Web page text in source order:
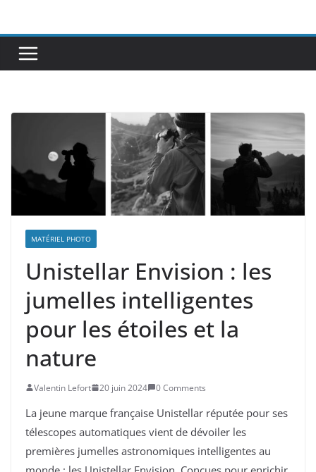
contenu
MATÉRIEL PHOTO
Unistellar Envision : les
jumelles intelligentes
pour les étoiles et la
nature
Valentin Lefort 20 juin 2024 0 Comments
La jeune marque française Unistellar réputée pour ses
télescopes automatiques vient de dévoiler les
premières jumelles astronomiques intelligentes au